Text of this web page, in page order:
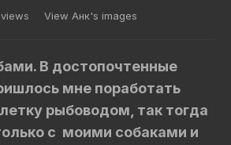
View Анк's images
В достопочтенные
мне поработать
рыбоводом, так тогда
с моими собаками и